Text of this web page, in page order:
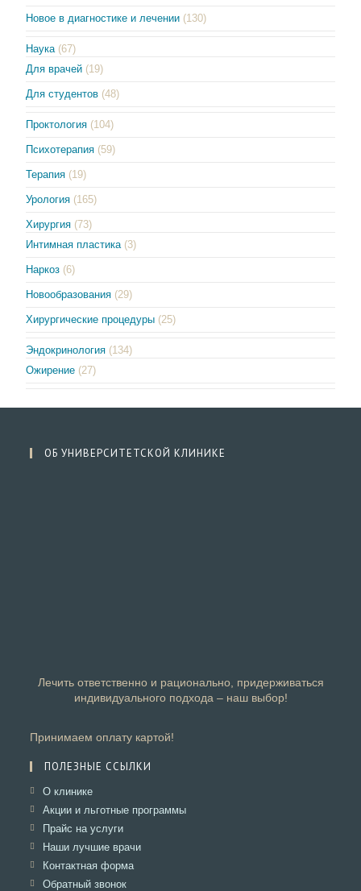
Новое в диагностике и лечении (130)
Наука (67)
Для врачей (19)
Для студентов (48)
Проктология (104)
Психотерапия (59)
Терапия (19)
Урология (165)
Хирургия (73)
Интимная пластика (3)
Наркоз (6)
Новообразования (29)
Хирургические процедуры (25)
Эндокринология (134)
Ожирение (27)
ОБ УНИВЕРСИТЕТСКОЙ КЛИНИКЕ
Лечить ответственно и рационально, придерживаться
индивидуального подхода – наш выбор!
Принимаем оплату картой!
ПОЛЕЗНЫЕ ССЫЛКИ
О клиникеОткроется
в
вкладке
Акции и льготные программыОткроется
Прайс на услугиОткроется
в
вкладке
Наши лучшие врачиОткроется
Контактная формаОткроется
Обратный звонокОткроется